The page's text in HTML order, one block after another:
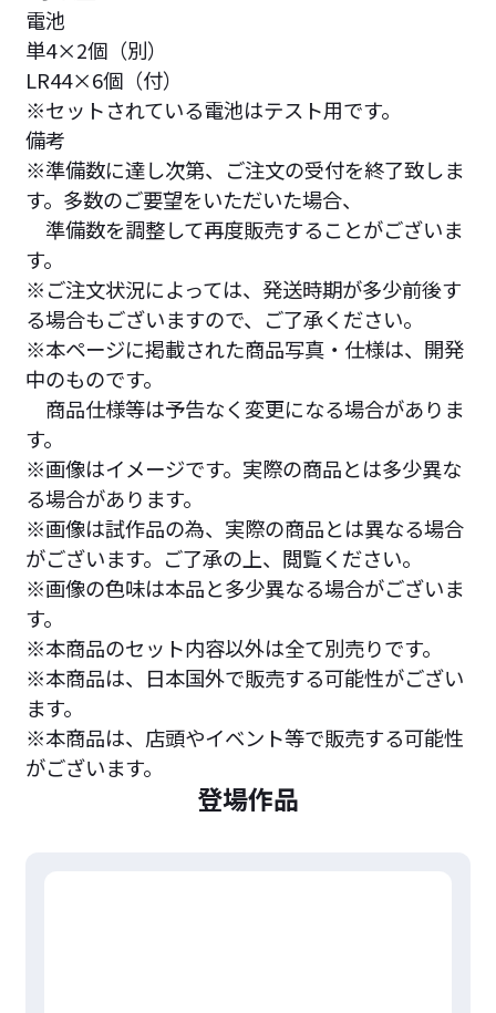
電池
単4×2個（別）
LR44×6個（付）
※セットされている電池はテスト用です。
備考 ­
※準備数に達し次第、ご注文の受付を終了致しま
す。多数のご要望をいただいた場合、
準備数を調整して再度販売することがございま
す。
※ご注文状況によっては、発送時期が多少前後す
る場合もございますので、ご了承ください。
※本ページに掲載された商品写真・仕様は、開発
中のものです。
商品仕様等は予告なく変更になる場合がありま
す。
※画像はイメージです。実際の商品とは多少異な
る場合があります。
※画像は試作品の為、実際の商品とは異なる場合
がございます。ご了承の上、閲覧ください。
※画像の色味は本品と多少異なる場合がございま
す。
※本商品のセット内容以外は全て別売りです。
※本商品は、日本国外で販売する可能性がござい
ます。
※本商品は、店頭やイベント等で販売する可能性
がございます。
登場作品